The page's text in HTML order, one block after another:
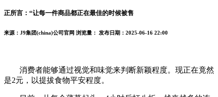
正所言：“让每一件商品都正在最佳的时候被售
来源：J9集团(china)公司官网 浏览量： 发布日期：2025-06-16 22:00
消费者能够通过视觉和味觉来判断新颖程度。现正在竟然
是2元，以提拔食物平安程度。